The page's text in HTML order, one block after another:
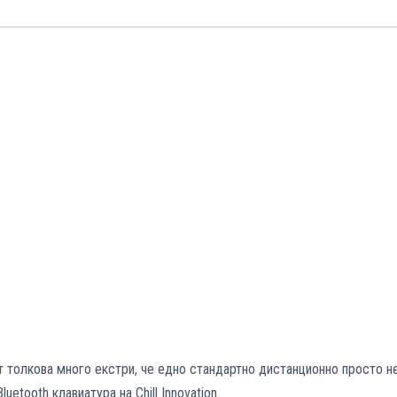
много екстри, че едно стандартно дистанционно просто
клавиатура на Chill Innovation.